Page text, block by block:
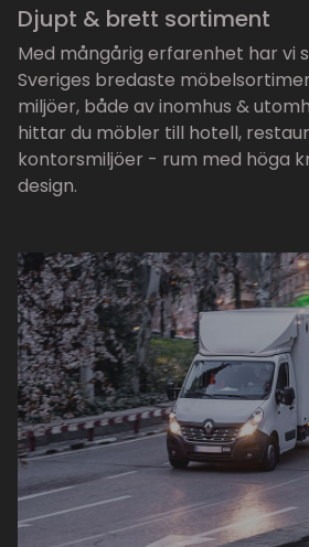
Djupt & brett sortiment
Med mångårig erfarenhet har vi
Sveriges bredaste
miljöer, både av inomhus &
hittar du möbler till hotell,
kontorsmiljöer - rum med höga
design.